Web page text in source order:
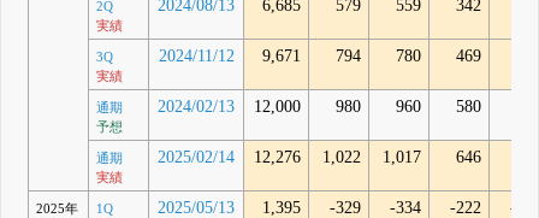
2Q
実績
2024/08/13 6,685 579 559 342
3Q
実績
2024/11/12 9,671 794 780 469
通期
予想
2024/02/13 12,000 980 960 580
通期
実績
2025/02/14 12,276 1,022 1,017 646
2025年
1Q
2025/05/13 1,395 -329 -334 -222 -